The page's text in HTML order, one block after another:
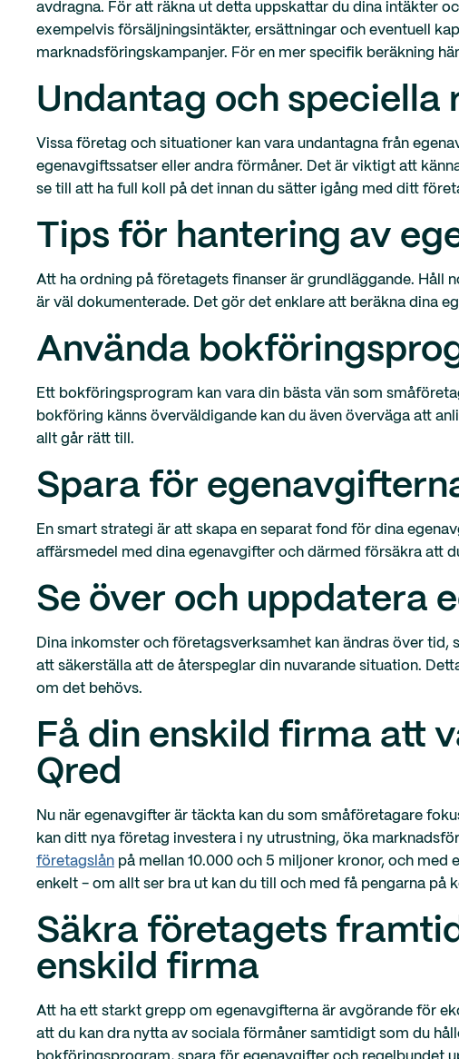
avdragna. För att räkna ut detta uppskattar du dina intäkter
exempelvis försäljningsintäkter, ersättningar och eventuell
marknadsföringskampanjer. För en mer specifik beräkning
Undantag och speciella
Vissa företag och situationer kan vara undantagna från
egenavgiftssatser eller andra förmåner. Det är viktigt att
se till att ha full koll på det innan du sätter igång med ditt
Tips för hantering av
Att ha ordning på företagets finanser är grundläggande. Håll
är väl dokumenterade. Det gör det enklare att beräkna dina
Använda
Ett bokföringsprogram kan vara din bästa vän som
bokföring känns överväldigande kan du även överväga att
allt går rätt till.
Spara för
En smart strategi är att skapa en separat fond för dina
affärsmedel med dina egenavgifter och därmed försäkra att
Se över och uppdatera
Dina inkomster och företagsverksamhet kan ändras över
att säkerställa att de återspeglar din nuvarande situation.
om det behövs.
Få din enskild firma att
Qred
Nu när egenavgifter är täckta kan du som småföretagare
kan ditt nya företag investera i ny utrustning, öka
företagslån på mellan 10.000 och 5 miljoner kronor, och
enkelt - om allt ser bra ut kan du till och med få pengarna på
Säkra företagets
enskild firma
Att ha ett starkt grepp om egenavgifterna är avgörande för
att du kan dra nytta av sociala förmåner samtidigt som du